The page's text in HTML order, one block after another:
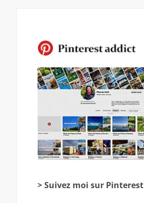
> Suivez moi sur Pinterest